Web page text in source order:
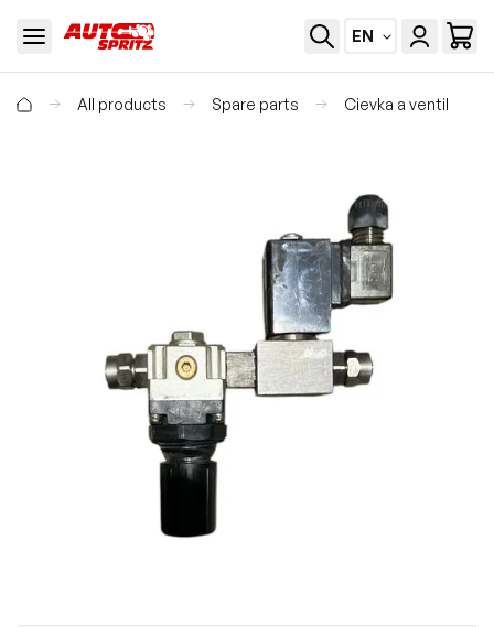
EN
All products Spare parts Cievka a ventil